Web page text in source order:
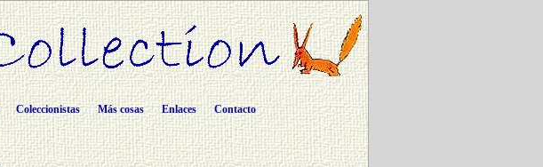
Coleccionistas Más cosas Enlaces Contacto